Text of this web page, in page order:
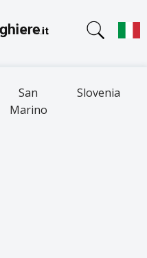
San
Marino
Slovenia